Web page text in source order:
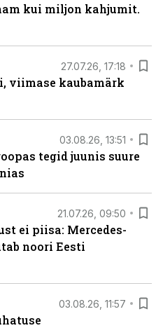
kui miljon kahjumit.
27.07.26, 17:18
viimase kaubamärk
03.08.26, 13:51
tegid juunis suure
21.07.26, 09:50
ei piisa: Mercedes-
noori Eesti
03.08.26, 11:57